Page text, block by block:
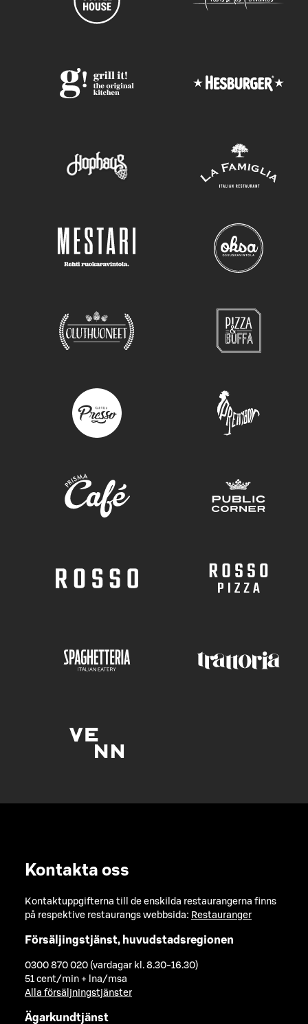
Kontakta oss
Kontaktuppgifterna till de enskilda restaurangerna finns
på respektive restaurangs webbsida: Restauranger
Försäljingstjänst, huvudstadsregionen
0300 870 020 (vardagar kl. 8.30-16.30)
51 cent/min + lna/msa
Alla försäljningstjänster
Ägarkundtjänst